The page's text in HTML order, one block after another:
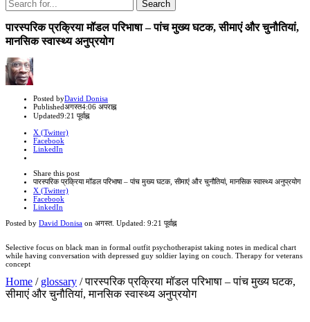
for:
पारस्परिक प्रक्रिया मॉडल परिभाषा – पांच मुख्य घटक, सीमाएं और चुनौतियां,
मानसिक स्वास्थ्य अनुप्रयोग
Author
Posted byDavid Donisa
Publishedअगस्त4:06 अपराह्न
Updated9:21 पूर्वाह्न
X (Twitter)
Facebook
LinkedIn
post
Share this postClose
sharing
पारस्परिक प्रक्रिया मॉडल परिभाषा – पांच मुख्य घटक, सीमाएं और चुनौतियां, मानसिक स्वास्थ्य अनुप्रयोग
X (Twitter)
Facebook
LinkedIn
Posted by David Donisa on अगस्त. Updated: 9:21 पूर्वाह्न
Selective focus on black man in formal outfit psychotherapist taking notes in medical chart
while having conversation with depressed guy soldier laying on couch. Therapy for veterans
concept
Home / glossary /पारस्परिक प्रक्रिया मॉडल परिभाषा – पांच मुख्य घटक,
सीमाएं और चुनौतियां, मानसिक स्वास्थ्य अनुप्रयोग